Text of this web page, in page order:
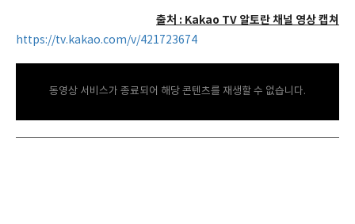
출처 : Kakao TV 알토란 채널 영상 캡쳐
https://tv.kakao.com/v/421723674
동영상 서비스가 종료되어 해당 콘텐츠를 재생할 수 없습니다.